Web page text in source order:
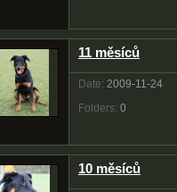
11 měsíců
Date: 2009-11-24
Folders: 0
10 měsíců